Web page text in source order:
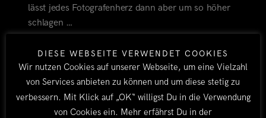
lässt jedes Fotografenherz dann aber um so höher
schlagen …
[nggallery id=13]
NAMIB NAUKLUFT SOSSUSVLEI NAMIBIA
DIESE WEBSEITE VERWENDET COOKIES
Wir nutzen Cookies auf unserer Webseite, um eine Vielzahl
von Services anbieten zu können und um diese stetig zu
verbessern. Mit Klick auf „OK“ willigst Du in die Verwendung
von Cookies ein. Mehr erfährst Du in der